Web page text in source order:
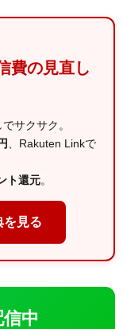
費の見直し
サクサク。
、Rakuten Linkで
ト還元。
を見る
中